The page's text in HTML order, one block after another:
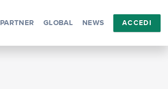
PARTNER GLOBAL NEWS ACCEDI